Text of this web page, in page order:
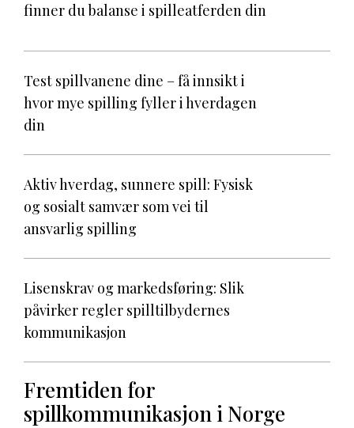
finner du balanse i spilleatferden din
Test spillvanene dine – få innsikt i
hvor mye spilling fyller i hverdagen
din
Aktiv hverdag, sunnere spill: Fysisk
og sosialt samvær som vei til
ansvarlig spilling
Lisenskrav og markedsføring: Slik
påvirker regler spilltilbydernes
kommunikasjon
Fremtiden for
spillkommunikasjon i Norge